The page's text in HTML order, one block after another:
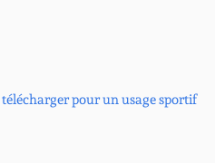
pour un usage sportif